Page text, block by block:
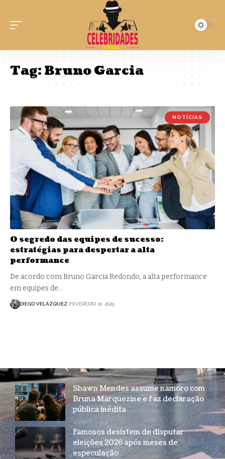
Tag:Bruno Garcia
NOTÍCIAS
O segredo das equipes de sucesso:
estratégias para despertar a alta
performance
De acordo com Bruno Garcia Redondo, a alta performance
em equipes de…
DIEGO VELÁZQUEZ FEVEREIRO 10, 2025
Shawn Mendes assume namoro com
Bruna Marquezine e faz declaração
pública inédita
AGOSTO 7, 2026
Famosos desistem de disputar
eleições 2026 após meses de
especulação